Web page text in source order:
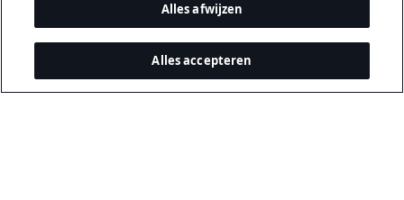
Alles afwijzen
Alles accepteren